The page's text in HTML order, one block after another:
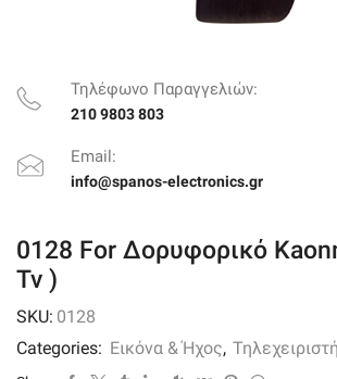
Τηλέφωνο Παραγγελιών:
210 9803 803
Email:
info@spanos-electronics.gr
0128 For Δορυφορικό
Tv )
SKU: 0128
Categories: Εικόνα & Ήχος,